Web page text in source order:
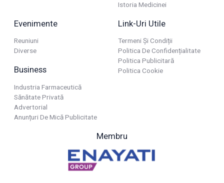
Istoria Medicinei
Evenimente
Reuniuni
Diverse
Business
Industria Farmaceutică
Sănătate Privată
Advertorial
Anunțuri De Mică Publicitate
Link-Uri Utile
Termeni Și Condiții
Politica De Confidențialitate
Politica Publicitară
Politica Cookie
Membru